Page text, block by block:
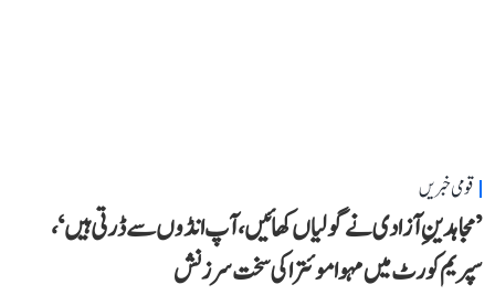
قومی خبریں
’مجاہدینِ آزادی نے گولیاں کھائیں، آپ انڈوں سے ڈرتی ہیں‘،
سپریم کورٹ میں مہوا موئترا کی سخت سرزنش